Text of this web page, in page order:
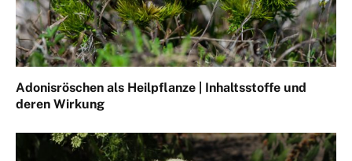
Adonisröschen als Heilpflanze | Inhaltsstoffe und
deren Wirkung